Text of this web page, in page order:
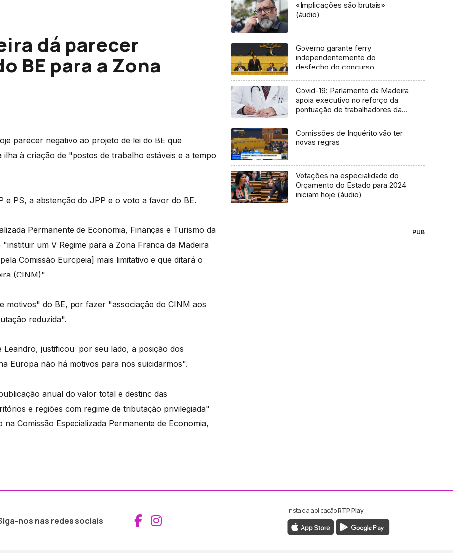
dá parecer
BE para a Zona
parecer negativo ao projeto de lei do BE que
à criação de "postos de trabalho estáveis e a tempo
PS, a abstenção do JPP e o voto a favor do BE.
Permanente de Economia, Finanças e Turismo da
um V Regime para a Zona Franca da Madeira
Comissão Europeia] mais limitativo e que ditará o
(CINM)".
motivos" do BE, por fazer "associação do CINM aos
reduzida".
justificou, por seu lado, a posição dos
Europa não há motivos para nos suicidarmos".
anual do valor total e destino das
e regiões com regime de tributação privilegiada"
Comissão Especializada Permanente de Economia,
«Implicações são brutais»
(áudio)
Governo garante ferry
independentemente do
desfecho do concurso
Covid-19: Parlamento da Madeira
apoia executivo no reforço da
pontuação de trabalhadores da
Comissões de Inquérito vão ter
novas regras
Votações na especialidade do
Orçamento do Estado para 2024
iniciam hoje (áudio)
PUB
nos nas redes sociais Aceder ao Facebook da RTP Madeira
Aceder ao Instagram da RTP Madeira
Instale a aplicaçãoRTP Play